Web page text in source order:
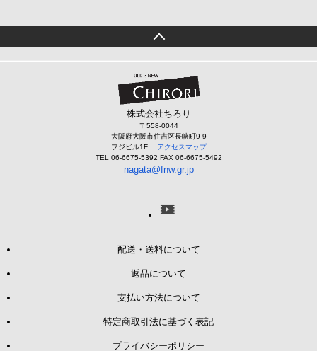
株式会社ちろり
〒558-0044
大阪府大阪市住吉区長峡町9-9
フジビル1F
アクセスマップ
TEL 06-6675-5392 FAX 06-6675-5492
nagata@fnw.gr.jp
配送・送料について
返品について
支払い方法について
特定商取引法に基づく表記
プライバシーポリシー